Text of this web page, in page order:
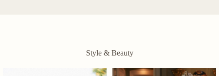
Style & Beauty